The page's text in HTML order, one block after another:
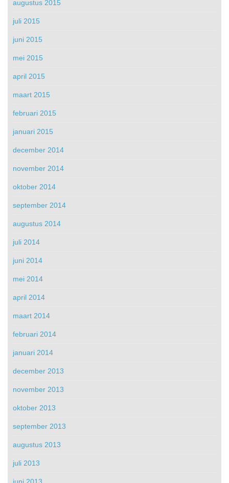
augustus 2015
juli 2015
juni 2015
mei 2015
april 2015
maart 2015
februari 2015
januari 2015
december 2014
november 2014
oktober 2014
september 2014
augustus 2014
juli 2014
juni 2014
mei 2014
april 2014
maart 2014
februari 2014
januari 2014
december 2013
november 2013
oktober 2013
september 2013
augustus 2013
juli 2013